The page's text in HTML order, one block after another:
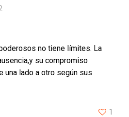
no tiene límites. La
su compromiso
una lado a otro según sus
1